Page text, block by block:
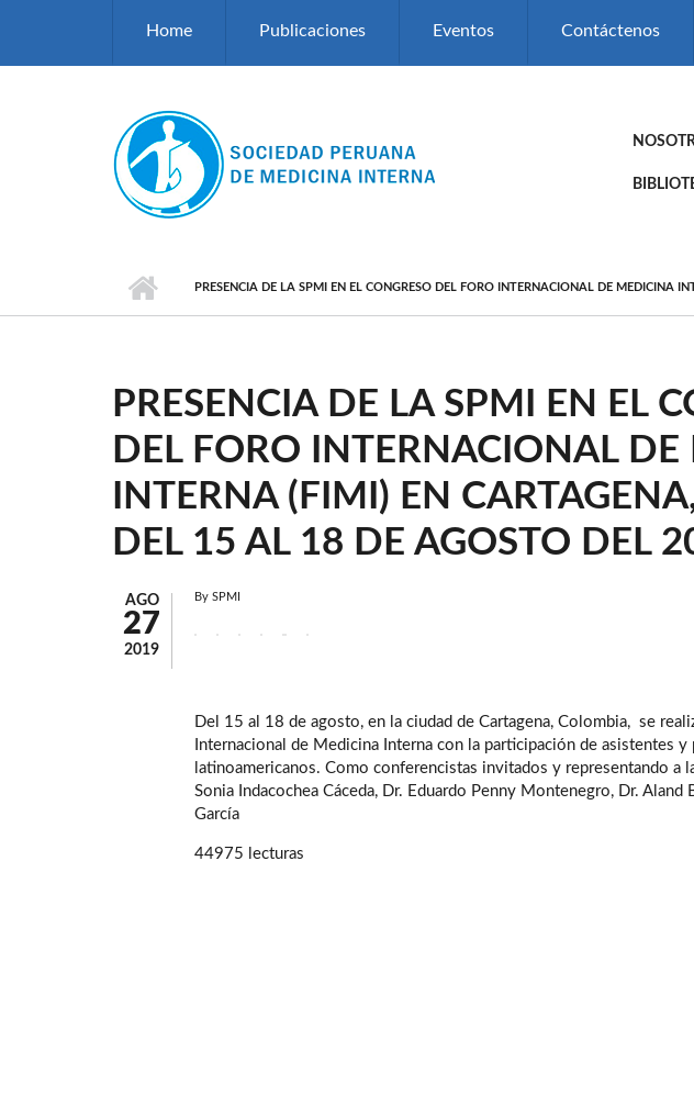
Home Publicaciones Eventos Contáctenos
PRESENCIA DE LA SPMI EN EL CONGRESO DEL FORO INTERNACIONAL DE MEDICINA
PRESENCIA DE LA SPMI EN EL
DEL FORO INTERNACIONAL
INTERNA (FIMI) EN
DEL 15 AL 18 DE AGOSTO DEL
AGO
27
2019
By SPMI
Del 15 al 18 de agosto, en la ciudad de Cartagena, Colombia, se
Internacional de Medicina Interna con la participación de asistentes
latinoamericanos. Como conferencistas invitados y representando a
Sonia Indacochea Cáceda, Dr. Eduardo Penny Montenegro, Dr. Aland
García
44975 lecturas